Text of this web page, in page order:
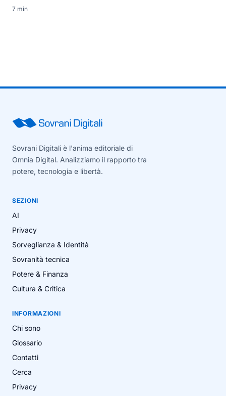
7 min
Sovrani Digitali è l'anima editoriale di
Omnia Digital. Analizziamo il rapporto tra
potere, tecnologia e libertà.
SEZIONI
AI
Privacy
Sorveglianza & Identità
Sovranità tecnica
Potere & Finanza
Cultura & Critica
INFORMAZIONI
Chi sono
Glossario
Contatti
Cerca
Privacy